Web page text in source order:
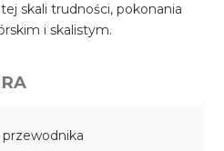
skali trudności, pokonania
i skalistym.
przewodnika